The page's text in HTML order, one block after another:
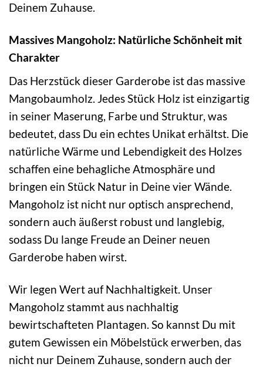
Deinem Zuhause.
Massives Mangoholz: Natürliche Schönheit mit
Charakter
Das Herzstück dieser Garderobe ist das massive
Mangobaumholz. Jedes Stück Holz ist einzigartig
in seiner Maserung, Farbe und Struktur, was
bedeutet, dass Du ein echtes Unikat erhältst. Die
natürliche Wärme und Lebendigkeit des Holzes
schaffen eine behagliche Atmosphäre und
bringen ein Stück Natur in Deine vier Wände.
Mangoholz ist nicht nur optisch ansprechend,
sondern auch äußerst robust und langlebig,
sodass Du lange Freude an Deiner neuen
Garderobe haben wirst.
Wir legen Wert auf Nachhaltigkeit. Unser
Mangoholz stammt aus nachhaltig
bewirtschafteten Plantagen. So kannst Du mit
gutem Gewissen ein Möbelstück erwerben, das
nicht nur Deinem Zuhause, sondern auch der